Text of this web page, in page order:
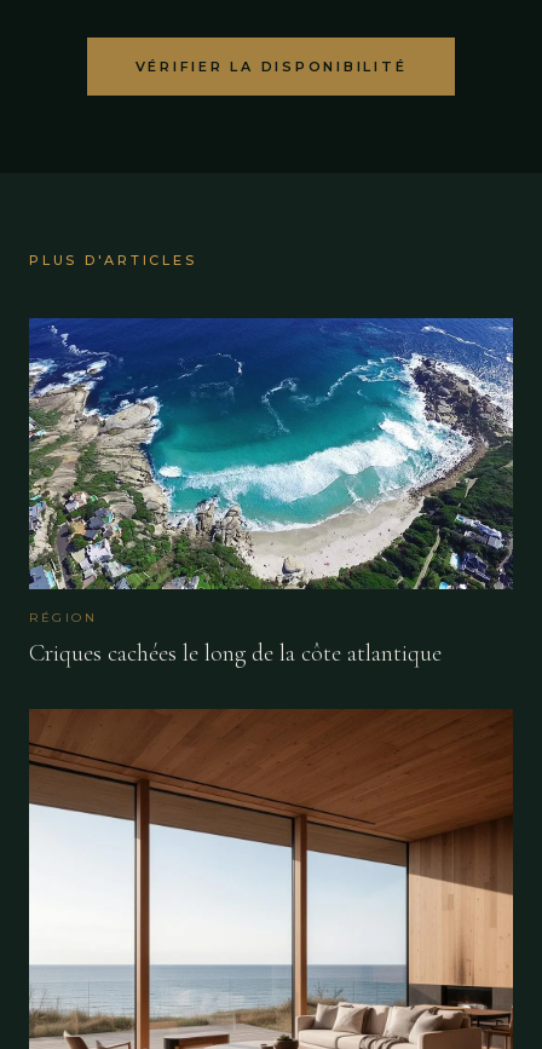
VÉRIFIER LA DISPONIBILITÉ
PLUS D'ARTICLES
RÉGION
Criques cachées le long de la côte atlantique